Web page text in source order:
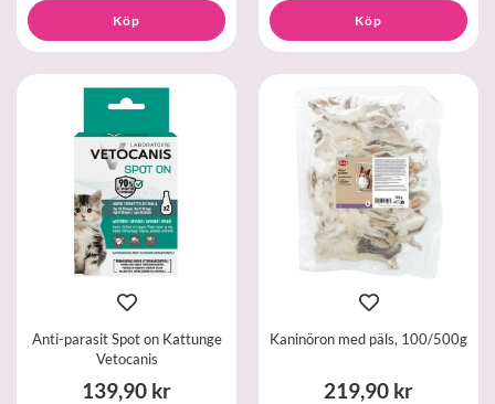
Köp Köp
Anti-parasit Spot on Kattunge
Vetocanis
139,90 kr
Kaninöron med päls, 100/500g
219,90 kr